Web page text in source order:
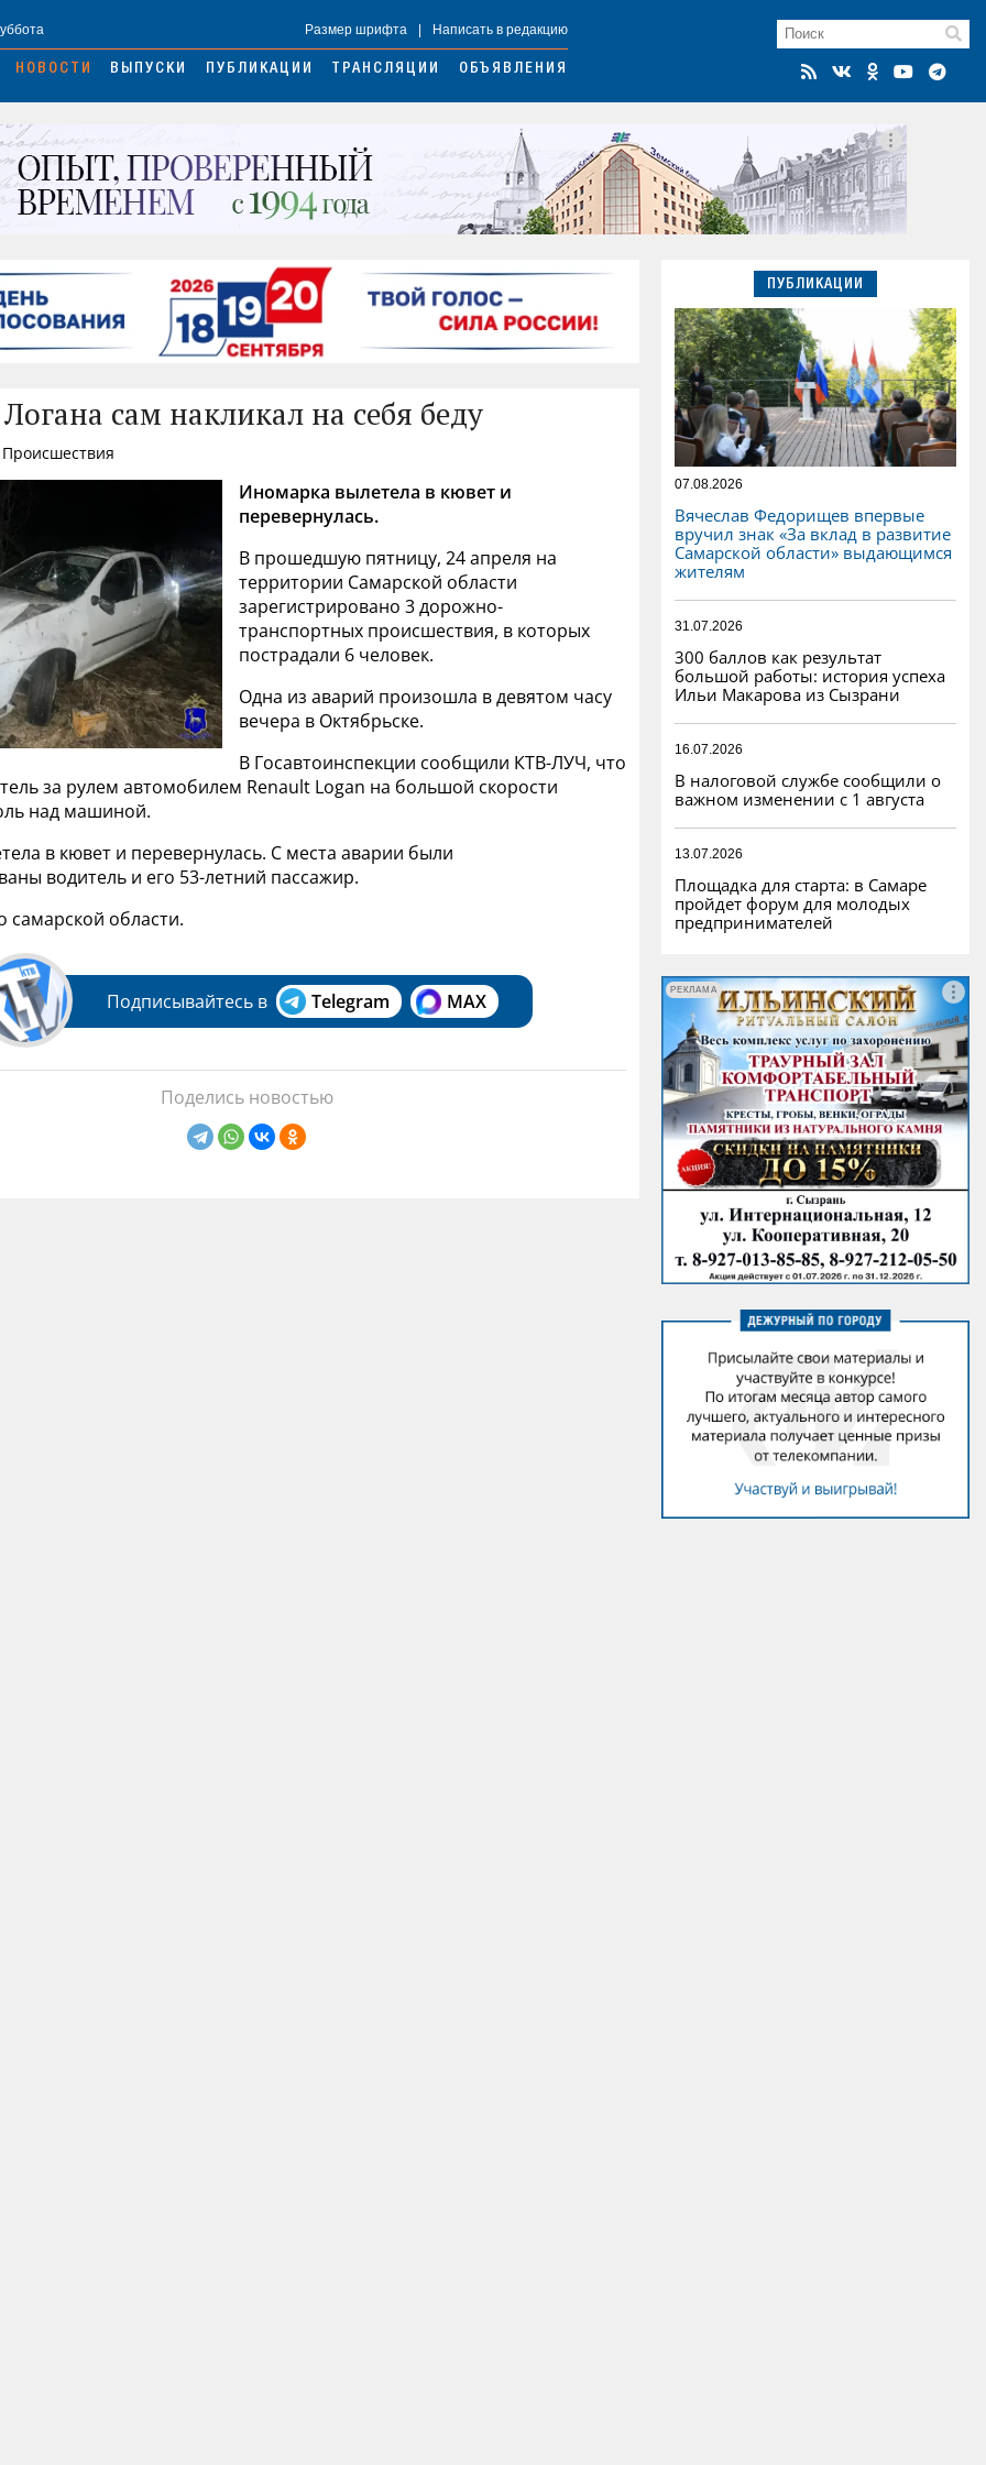
Размер шрифта Написать в редакцию
НОВОСТИ ВЫПУСКИ ПУБЛИКАЦИИ ТРАНСЛЯЦИИ ОБЪЯВЛЕНИЯ
сам накликал на себя беду
Иномарка вылетела в кювет и
перевернулась.
В прошедшую пятницу, 24 апреля на
территории Самарской области
зарегистрировано 3 дорожно-
транспортных происшествия, в которых
пострадали 6 человек.
Одна из аварий произошла в девятом часу
вечера в Октябрьске.
В Госавтоинспекции сообщили КТВ-ЛУЧ, что
за рулем автомобилем Renault Logan на большой скорости
над машиной.
в кювет и перевернулась. С места аварии были
водитель и его 53-летний пассажир.
области.
Подписывайтесь в Telegram MAX
Поделись новостью
ПУБЛИКАЦИИ
07.08.2026
Вячеслав Федорищев впервые
вручил знак «За вклад в развитие
Самарской области» выдающимся
жителям
31.07.2026
300 баллов как результат
большой работы: история успеха
Ильи Макарова из Сызрани
16.07.2026
В налоговой службе сообщили о
важном изменении с 1 августа
13.07.2026
Площадка для старта: в Самаре
пройдет форум для молодых
предпринимателей
РЕКЛАМА